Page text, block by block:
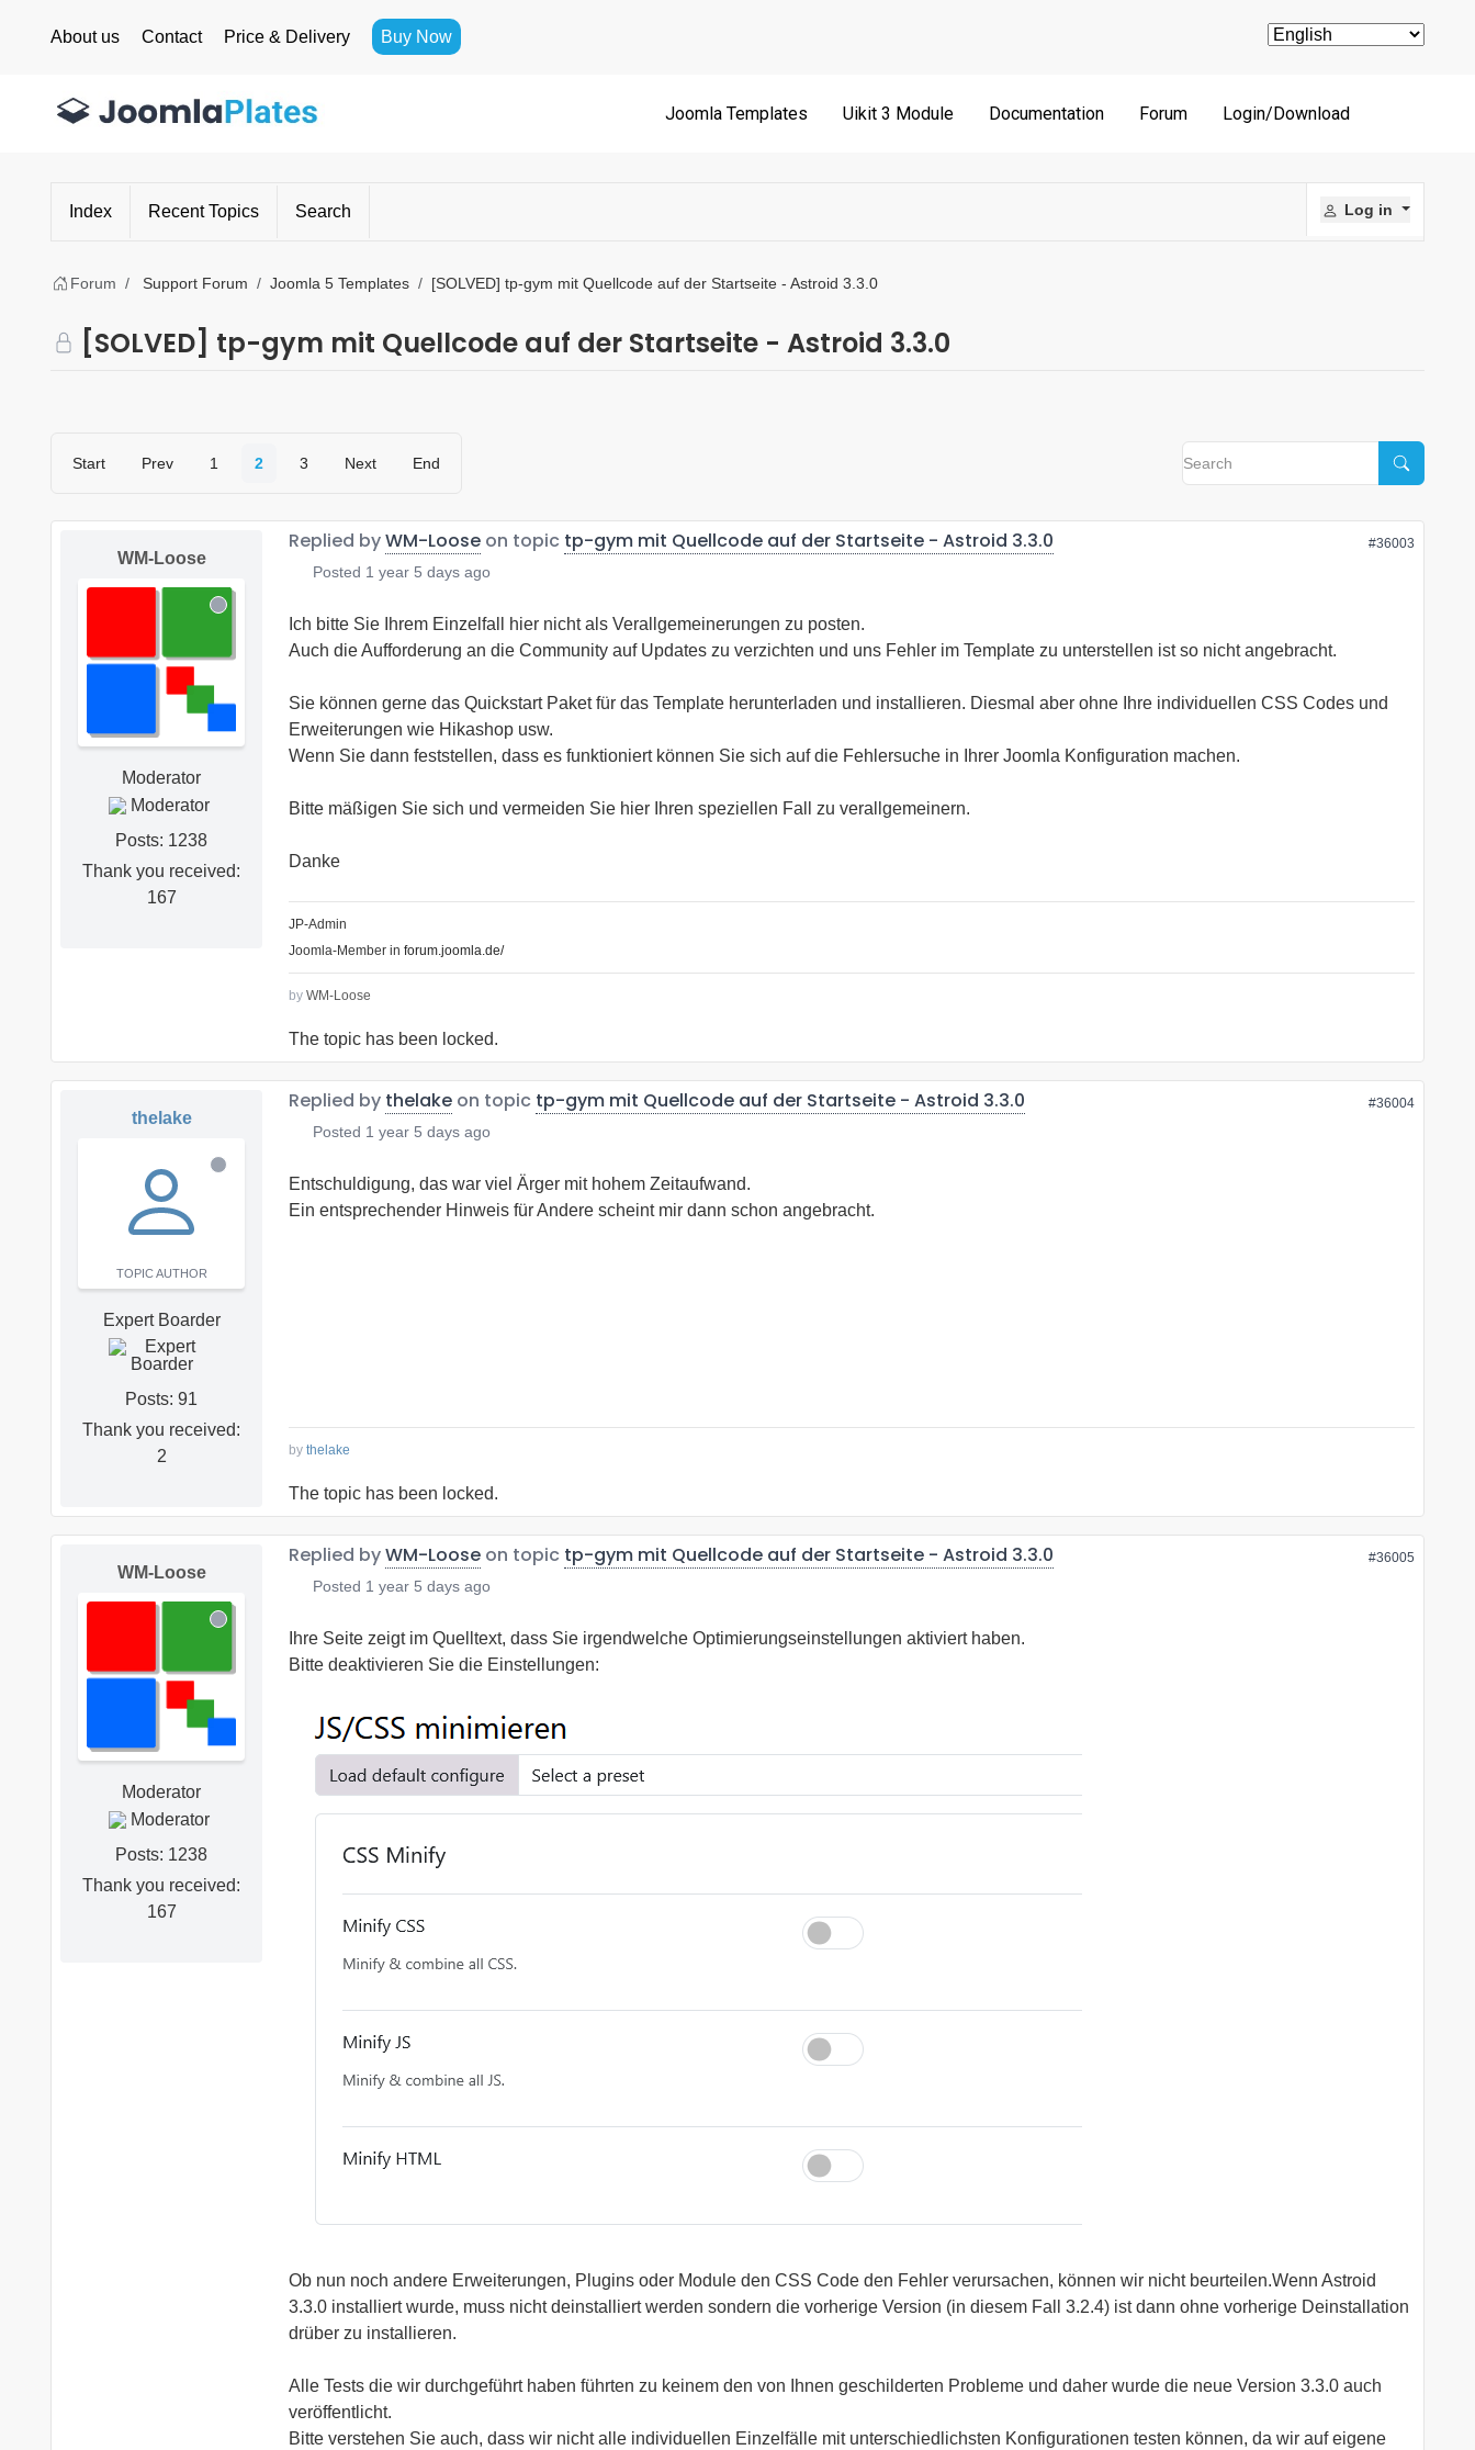
About us Contact Price & Delivery Buy Now
Joomla Templates Uikit 3 Module Documentation Forum Login/Download
Index Recent Topics Search Log in
Forum Support Forum Joomla 5 Templates [SOLVED] tp-gym mit Quellcode auf der Startseite - Astroid 3.3.0
[SOLVED] tp-gym mit Quellcode auf der Startseite - Astroid 3.3.0
Start Prev 1 2 3 Next End
WM-Loose
Moderator
Posts: 1238
Thank you received:
167
Replied byWM-Loose on topic tp-gym mit Quellcode auf der Startseite - Astroid 3.3.0
Posted 1 year 5 days ago
#36003
Ich bitte Sie Ihrem Einzelfall hier nicht als Verallgemeinerungen zu posten.
Auch die Aufforderung an die Community auf Updates zu verzichten und uns Fehler im Template zu unterstellen ist so nicht angebracht.
Sie können gerne das Quickstart Paket für das Template herunterladen und installieren. Diesmal aber ohne Ihre individuellen CSS Codes und
Erweiterungen wie Hikashop usw.
Wenn Sie dann feststellen, dass es funktioniert können Sie sich auf die Fehlersuche in Ihrer Joomla Konfiguration machen.
Bitte mäßigen Sie sich und vermeiden Sie hier Ihren speziellen Fall zu verallgemeinern.
Danke
JP-Admin
Joomla-Member in forum.joomla.de/
by WM-Loose
The topic has been locked.
thelake
TOPIC AUTHOR
Expert Boarder
Posts: 91
Thank you received:
2
Replied by thelake on topic tp-gym mit Quellcode auf der Startseite - Astroid 3.3.0
Posted 1 year 5 days ago
#36004
Entschuldigung, das war viel Ärger mit hohem Zeitaufwand.
Ein entsprechender Hinweis für Andere scheint mir dann schon angebracht.
by thelake
The topic has been locked.
WM-Loose
Moderator
Posts: 1238
Thank you received:
167
Replied byWM-Loose on topic tp-gym mit Quellcode auf der Startseite - Astroid 3.3.0
Posted 1 year 5 days ago
#36005
Ihre Seite zeigt im Quelltext, dass Sie irgendwelche Optimierungseinstellungen aktiviert haben.
Bitte deaktivieren Sie die Einstellungen:
Ob nun noch andere Erweiterungen, Plugins oder Module den CSS Code den Fehler verursachen, können wir nicht beurteilen.Wenn Astroid
3.3.0 installiert wurde, muss nicht deinstalliert werden sondern die vorherige Version (in diesem Fall 3.2.4) ist dann ohne vorherige Deinstallation
drüber zu installieren.
Alle Tests die wir durchgeführt haben führten zu keinem den von Ihnen geschilderten Probleme und daher wurde die neue Version 3.3.0 auch
veröffentlicht.
Bitte verstehen Sie auch, dass wir nicht alle individuellen Einzelfälle mit unterschiedlichsten Konfigurationen testen können, da wir auf eigene